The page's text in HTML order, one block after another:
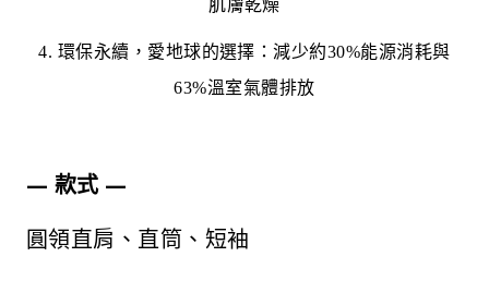
肌膚乾燥
4. 環保永續，愛地球的選擇：減少約30%能源消耗與
63%溫室氣體排放
— 款式 —
圓領直肩、直筒、短袖